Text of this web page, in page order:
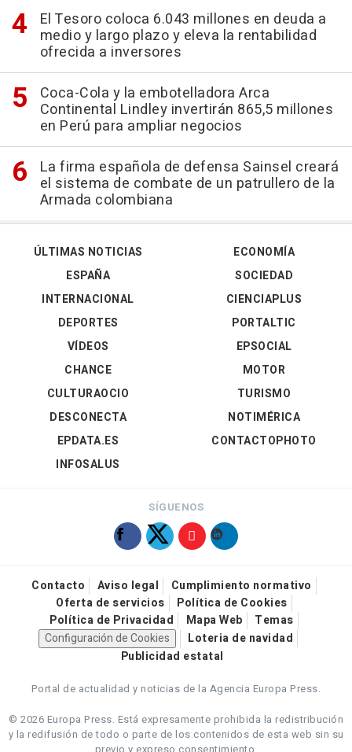
El Tesoro coloca 6.043 millones en deuda a
medio y largo plazo y eleva la rentabilidad
ofrecida a inversores
Coca-Cola y la embotelladora Arca
Continental Lindley invertirán 865,5 millones
en Perú para ampliar negocios
La firma española de defensa Sainsel creará
el sistema de combate de un patrullero de la
Armada colombiana
ÚLTIMAS NOTICIAS
ESPAÑA
INTERNACIONAL
DEPORTES
VÍDEOS
ECONOMÍA
SOCIEDAD
CIENCIAPLUS
PORTALTIC
EPSOCIAL
CHANCE
CULTURAOCIO
DESCONECTA
EPDATA.ES
INFOSALUS
MOTOR
TURISMO
NOTIMÉRICA
CONTACTOPHOTO
SÍGUENOS
Contacto Aviso legal
Cumplimiento normativo
Oferta de servicios
Política de Cookies
Política de Privacidad
Mapa Web
Temas
Configuración de Cookies
Loteria de navidad
Publicidad estatal
Portal de actualidad y noticias de la Agencia Europa Press.
© 2026 Europa Press. Está expresamente prohibida la redistribución
y la redifusión de todo o parte de los contenidos de esta web sin su